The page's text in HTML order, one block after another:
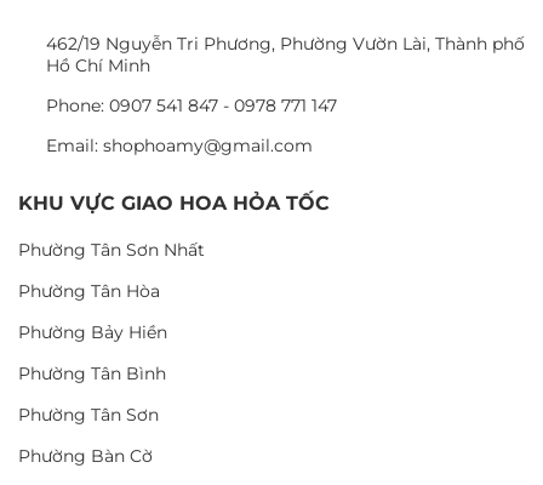
462/19 Nguyễn Tri Phương, Phường Vườn Lài, Thành phố
Hồ Chí Minh
Phone: 0907 541 847 - 0978 771 147
Email: shophoamy@gmail.com
KHU VỰC GIAO HOA HỎA TỐC
Phường Tân Sơn Nhất
Phường Tân Hòa
Phường Bảy Hiền
Phường Tân Bình
Phường Tân Sơn
Phường Bàn Cờ